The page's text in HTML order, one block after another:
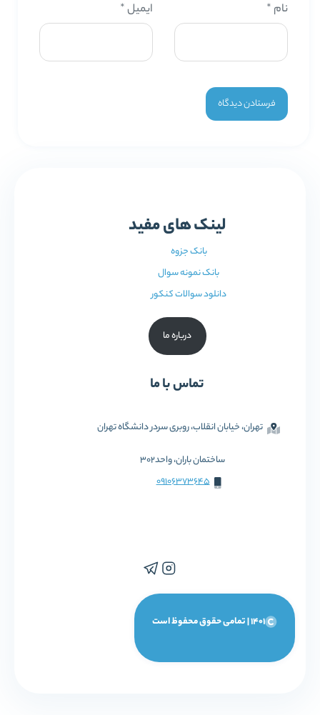
نام * ایمیل*
لینک های مفید
بانک جزوه
بانک نمونه سوال
دانلود سوالات کنکور
درباره ما
تماس با ما
تهران، خیابان انقلاب، روبری سردر دانشگاه تهران
ساختمان باران، واحد302
09106373645
1401 | تمامی حقوق محفوظ است